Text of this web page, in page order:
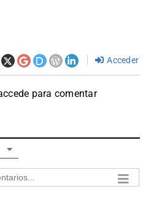
Acceder
para comentar